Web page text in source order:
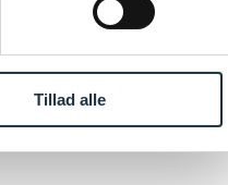
Tillad alle
sekretær, DHI -
VKI - Vandhydraulisk